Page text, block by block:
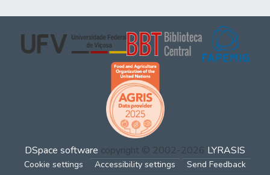
DSpace software copyright © 2002-2026 LYRASIS
Cookie settings Accessibility settings Send Feedback